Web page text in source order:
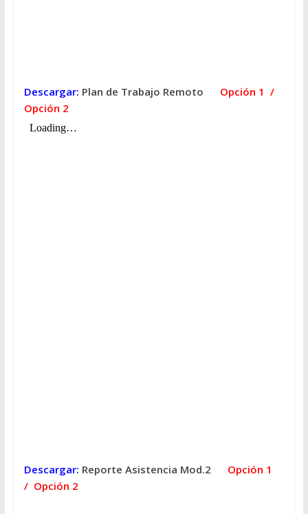
Descargar: Plan de Trabajo Remoto Opción 1 /
Opción 2
Descargar: Reporte Asistencia Mod.2 Opción 1
/ Opción 2